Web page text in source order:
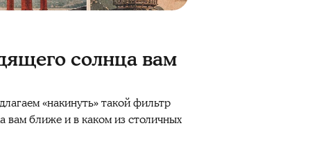
солнца вам
«накинуть» такой фильтр
вам ближе и в каком из столичных